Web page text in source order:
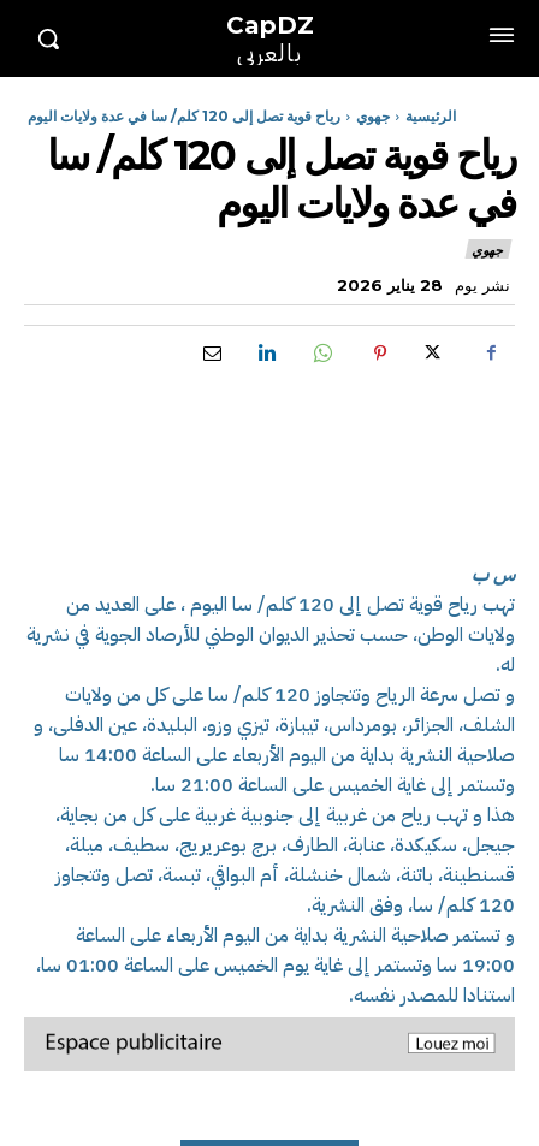
CapDZ
بالعربي
الرئيسية جهوي رياح قوية تصل إلى 120 كلم/ سا في عدة ولايات اليوم
رياح قوية تصل إلى 120 كلم/ سا
في عدة ولايات اليوم
جهوي
نشر يوم 28 يناير 2026
س ب
تهب رياح قوية تصل إلى 120 كلم/ سا اليوم ، على العديد من
ولايات الوطن، حسب تحذير الديوان الوطني للأرصاد الجوية في نشرية
له.
و تصل سرعة الرياح وتتجاوز 120 كلم/ سا على كل من ولايات
الشلف، الجزائر، بومرداس، تيبازة، تيزي وزو، البليدة، عين الدفلى، و
صلاحية النشرية بداية من اليوم الأربعاء على الساعة 14:00 سا
وتستمر إلى غاية الخميس على الساعة 21:00 سا.
هذا و تهب رياح من غربية إلى جنوبية غربية على كل من بجاية،
جيجل، سكيكدة، عنابة، الطارف، برج بوعريريج، سطيف، ميلة،
قسنطينة، باتنة، شمال خنشلة، أم البواقي، تبسة، تصل وتتجاوز
120 كلم/ سا، وفق النشرية.
و تستمر صلاحية النشرية بداية من اليوم الأربعاء على الساعة
19:00 سا وتستمر إلى غاية يوم الخميس على الساعة 01:00 سا،
استنادا للمصدر نفسه.